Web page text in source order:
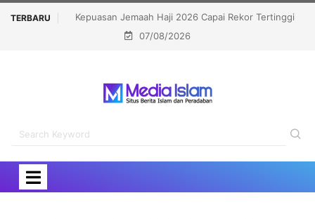
TERBARU
Tertinggi
Bongkar Siasat Israel Musnahkan Kamp Pengungsi,
OKI Kecam Serangan di Yerusalem
07/08/2026